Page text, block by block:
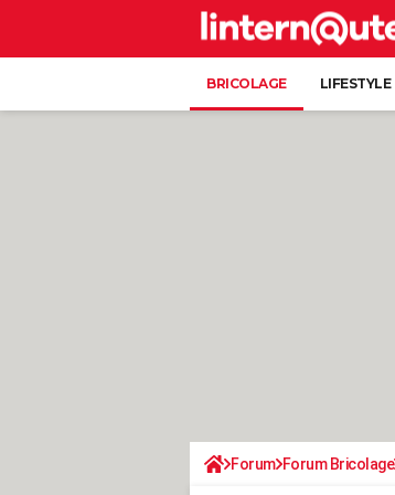
BRICOLAGE LIFESTYLE
Forum Forum Bricolage